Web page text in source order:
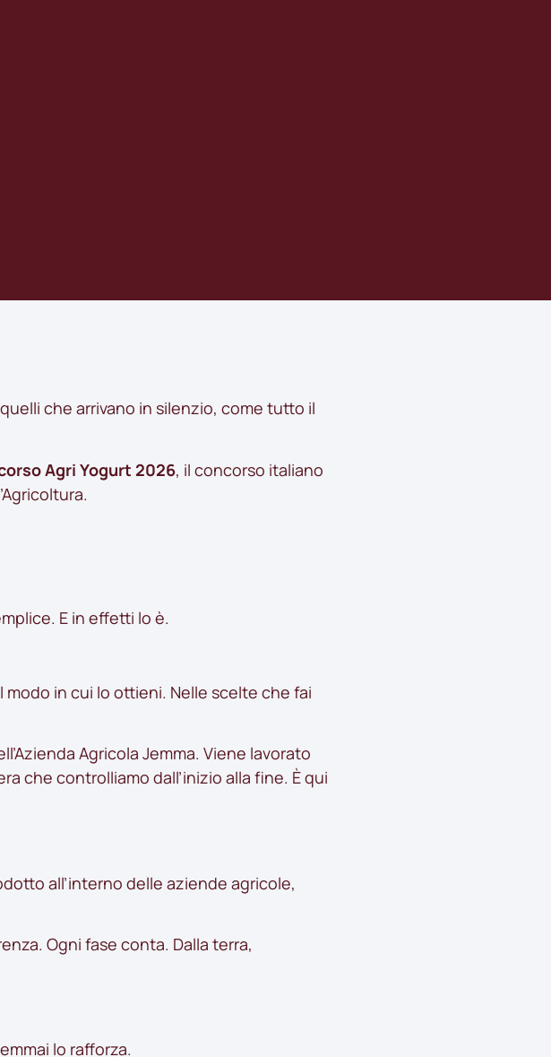
che arrivano in silenzio, come tutto il
Agri Yogurt 2026, il concorso italiano
E in effetti lo è.
in cui lo ottieni. Nelle scelte che fai
Agricola Jemma. Viene lavorato
che controlliamo dall’inizio alla fine. È qui
all’interno delle aziende agricole,
Ogni fase conta. Dalla terra,
lo rafforza.